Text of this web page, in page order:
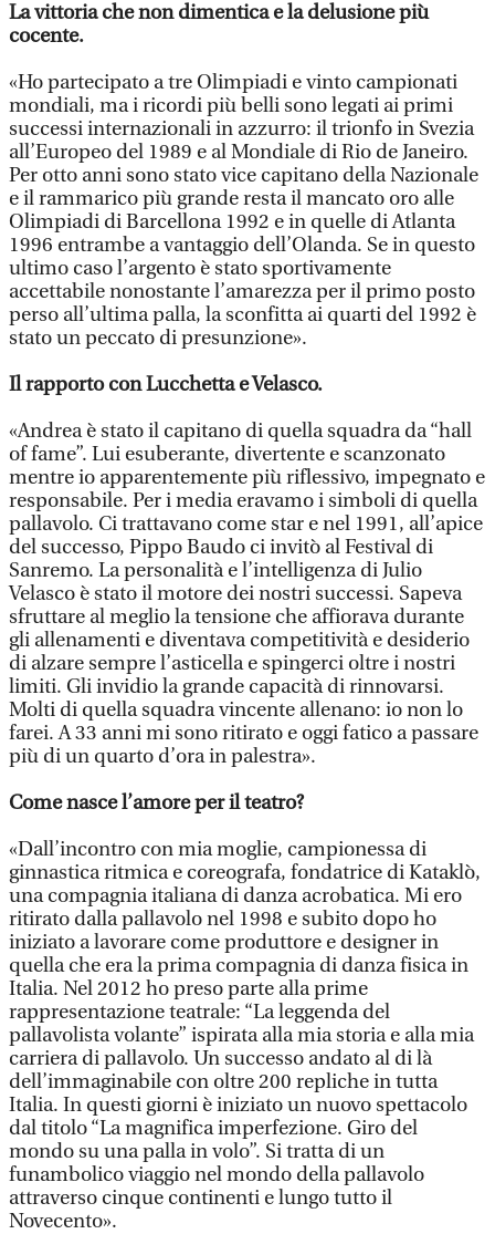
La vittoria che non dimentica e la delusione più
cocente.
«Ho partecipato a tre Olimpiadi e vinto campionati
mondiali, ma i ricordi più belli sono legati ai primi
successi internazionali in azzurro: il trionfo in Svezia
all’Europeo del 1989 e al Mondiale di Rio de Janeiro.
Per otto anni sono stato vice capitano della Nazionale
e il rammarico più grande resta il mancato oro alle
Olimpiadi di Barcellona 1992 e in quelle di Atlanta
1996 entrambe a vantaggio dell’Olanda. Se in questo
ultimo caso l’argento è stato sportivamente
accettabile nonostante l’amarezza per il primo posto
perso all’ultima palla, la sconfitta ai quarti del 1992 è
stato un peccato di presunzione».
Il rapporto con Lucchetta e Velasco.
«Andrea è stato il capitano di quella squadra da “hall
of fame”. Lui esuberante, divertente e scanzonato
mentre io apparentemente più riflessivo, impegnato e
responsabile. Per i media eravamo i simboli di quella
pallavolo. Ci trattavano come star e nel 1991, all’apice
del successo, Pippo Baudo ci invitò al Festival di
Sanremo. La personalità e l’intelligenza di Julio
Velasco è stato il motore dei nostri successi. Sapeva
sfruttare al meglio la tensione che affiorava durante
gli allenamenti e diventava competitività e desiderio
di alzare sempre l’asticella e spingerci oltre i nostri
limiti. Gli invidio la grande capacità di rinnovarsi.
Molti di quella squadra vincente allenano: io non lo
farei. A 33 anni mi sono ritirato e oggi fatico a passare
più di un quarto d’ora in palestra».
Come nasce l’amore per il teatro?
«Dall’incontro con mia moglie, campionessa di
ginnastica ritmica e coreografa, fondatrice di Kataklò,
una compagnia italiana di danza acrobatica. Mi ero
ritirato dalla pallavolo nel 1998 e subito dopo ho
iniziato a lavorare come produttore e designer in
quella che era la prima compagnia di danza fisica in
Italia. Nel 2012 ho preso parte alla prime
rappresentazione teatrale: “La leggenda del
pallavolista volante” ispirata alla mia storia e alla mia
carriera di pallavolo. Un successo andato al di là
dell’immaginabile con oltre 200 repliche in tutta
Italia. In questi giorni è iniziato un nuovo spettacolo
dal titolo “La magnifica imperfezione. Giro del
mondo su una palla in volo”. Si tratta di un
funambolico viaggio nel mondo della pallavolo
attraverso cinque continenti e lungo tutto il
Novecento».